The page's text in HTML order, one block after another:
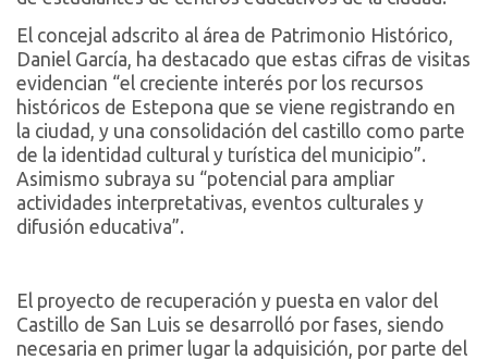
El concejal adscrito al área de Patrimonio Histórico,
Daniel García, ha destacado que estas cifras de visitas
evidencian “el creciente interés por los recursos
históricos de Estepona que se viene registrando en
la ciudad, y una consolidación del castillo como parte
de la identidad cultural y turística del municipio”.
Asimismo subraya su “potencial para ampliar
actividades interpretativas, eventos culturales y
difusión educativa”.
El proyecto de recuperación y puesta en valor del
Castillo de San Luis se desarrolló por fases, siendo
necesaria en primer lugar la adquisición, por parte del